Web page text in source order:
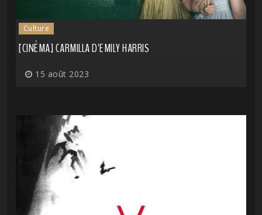
Culture
[CINÉMA] CARMILLA D'EMILY HARRIS
15 août 2023